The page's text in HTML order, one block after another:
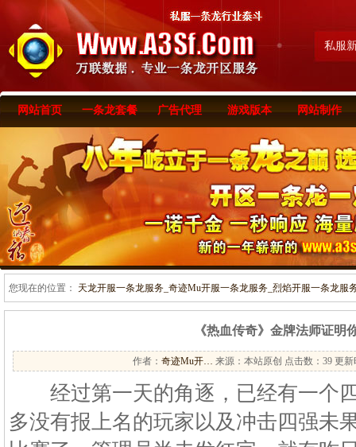
私服
网站首页 一条龙套餐 广告代理 游戏版本 网站制作
您现在的位置： 天龙开服一条龙服务_奇迹Mu开服一条龙服务_烈焰开服一条龙服
《热血传奇》金牌法师证明
作者： 奇迹Mu开… 来源：本站原创 点击数： 39 更新
经过第一天的角逐，已经有一个
多没有报上名的玩家以及冲击四强未